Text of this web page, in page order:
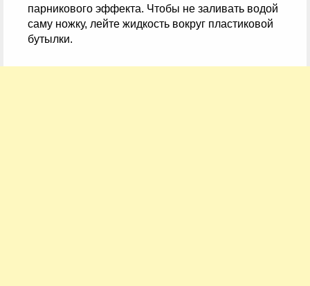
парникового эффекта. Чтобы не заливать водой
саму ножку, лейте жидкость вокруг пластиковой
бутылки.